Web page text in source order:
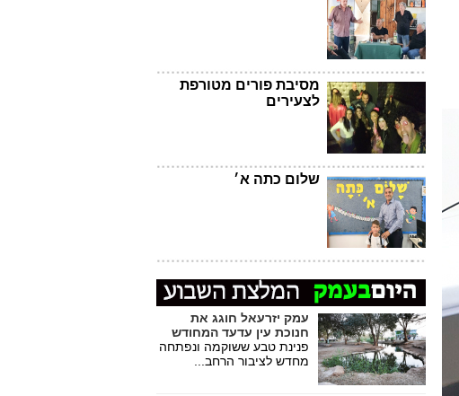
מסיבת פורים מטורפת
לצעירים
שלום כתה א׳
עמק יזרעאל חוגג את
חנוכת עין עדעד המחודש
פנינת טבע ששוקמה ונפתחה
מחדש לציבור הרחב...